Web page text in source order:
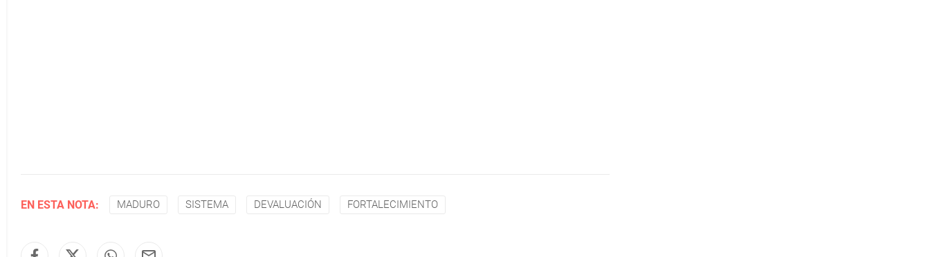
EN ESTA NOTA: MADURO SISTEMA DEVALUACIÓN FORTALECIMIENTO